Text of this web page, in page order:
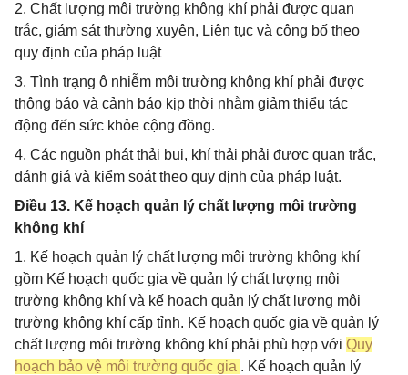
2. Chất lượng môi trường không khí phải được quan
trắc, giám sát thường xuyên, Liên tục và công bố theo
quy định của pháp luật
3. Tình trạng ô nhiễm môi trường không khí phải được
thông báo và cảnh báo kịp thời nhằm giảm thiểu tác
động đến sức khỏe cộng đồng.
4. Các nguồn phát thải bụi, khí thải phải được quan trắc,
đánh giá và kiểm soát theo quy định của pháp luật.
Điều 13. Kế hoạch quản lý chất lượng môi trường
không khí
1. Kế hoạch quản lý chất lượng môi trường không khí
gồm Kế hoạch quốc gia về quản lý chất lượng môi
trường không khí và kế hoạch quản lý chất lượng môi
trường không khí cấp tỉnh. Kế hoạch quốc gia về quản lý
chất lượng môi trường không khí phải phù hợp với Quy
hoạch bảo vệ môi trường quốc gia . Kế hoạch quản lý